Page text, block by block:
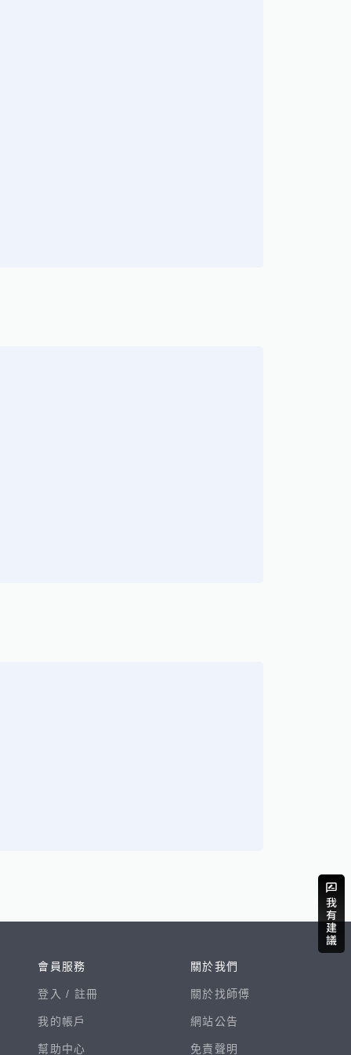
會員服務
登入 / 註冊
我的帳戶
幫助中心
關於我們
關於找師傅
網站公告
免責聲明